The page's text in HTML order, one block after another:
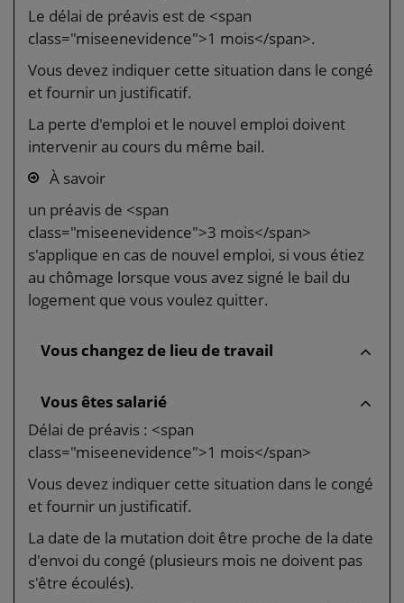
Le délai de préavis est de <span
class="miseenevidence">1 mois</span>.
Vous devez indiquer cette situation dans le congé
et fournir un justificatif.
La perte d'emploi et le nouvel emploi doivent
intervenir au cours du même bail.
À savoir
un préavis de <span
class="miseenevidence">3 mois</span>
s'applique en cas de nouvel emploi, si vous étiez
au chômage lorsque vous avez signé le bail du
logement que vous voulez quitter.
Vous changez de lieu de travail
Vous êtes salarié
Délai de préavis : <span
class="miseenevidence">1 mois</span>
Vous devez indiquer cette situation dans le congé
et fournir un justificatif.
La date de la mutation doit être proche de la date
d'envoi du congé (plusieurs mois ne doivent pas
s'être écoulés).